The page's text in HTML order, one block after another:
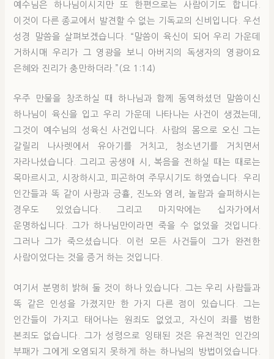
예수님은 하나님이시지만 또 한편으로는 사람이기도 합니다.
이것이 다른 종교에서 발견할 수 없는 기독교의 신비입니다. 우선
성경 말씀을 살펴보겠습니다. “말씀이 육신이 되어 우리 가운데
거하시매 우리가 그 영광을 보니 아버지의 독생자의 영광이요
은혜와 진리가 충만하더라.”(요 1:14)
우주 만물을 창조하실 때 하나님과 함께 동역하셨던 말씀이신
하나님이 육신을 입고 우리 가운데 나타나는 사건이 생겼는데,
그것이 예수님의 성육신 사건입니다. 사람의 몸으로 오신 그는
갈릴리 나사렛에서 유아기를 거치고, 청소년기를 거치면서
자라나셨습니다. 그리고 공생애 시, 복음을 전하실 때는 때로는
목마르시고, 시장하시고, 피곤하여 주무시기도 하였습니다. 우리
인간들과 똑 같이 사랑과 긍휼, 진노와 염려, 놀람과 슬퍼하시는
경우도 있었습니다. 그리고 마지막에는 십자가에서
운명하십니다. 그가 하나님만이라면 죽을 수 없었을 것입니다.
그러나 그가 죽으셨습니다. 이런 모든 사건들이 그가 완전한
사람이었다는 것을 증거 하는 것입니다.
여기서 분명히 밝혀 둘 것이 하나 있습니다. 그는 우리 사람들과
똑 같은 인성을 가졌지만 한 가지 다른 점이 있습니다. 그는
인간들이 가지고 태어나는 원죄도 없었고, 자신이 죄를 범한
본죄도 없습니다. 그가 성령으로 잉태된 것은 유전적인 인간의
부패가 그에게 오염되지 못하게 하는 하나님의 방법이었습니다.